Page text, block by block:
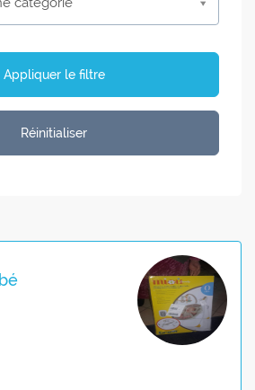
Appliquer le filtre
Réinitialiser